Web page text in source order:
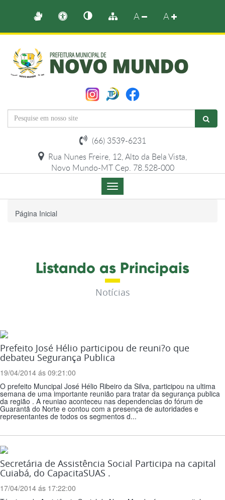
A A
(66) 3539-6231
Rua Nunes Freire, 12, Alto da Bela Vista,
Novo Mundo-MT Cep. 78.528-000
Menu
de
Página Inicial
Listando as Principais
Notícias
Prefeito José Hélio participou de reuni?o que
debateu Segurança Publica
19/04/2014 ás 09:21:00
O prefeito Muncipal José Hélio Ribeiro da Silva, participou na ultima
semana de uma importante reunião para tratar da segurança publica
da região . A reuniao aconteceu nas dependencias do fórum de
Guarantã do Norte e contou com a presença de autoridades e
representantes de todos os segmentos d...
Secretária de Assistência Social Participa na capital
Cuiabá, do CapacitaSUAS .
17/04/2014 ás 17:22:00